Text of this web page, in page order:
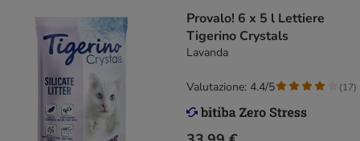
Provalo! 6 x 5 l Lettiere
Tigerino Crystals
Lavanda
Valutazione: 4.4/5 (17)